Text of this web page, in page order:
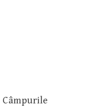
Câmpurile